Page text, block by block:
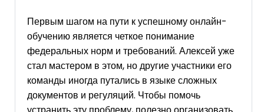
Первым шагом на пути к успешному онлайн-
обучению является четкое понимание
федеральных норм и требований. Алексей уже
стал мастером в этом, но другие участники его
команды иногда путались в языке сложных
документов и регуляций. Чтобы помочь